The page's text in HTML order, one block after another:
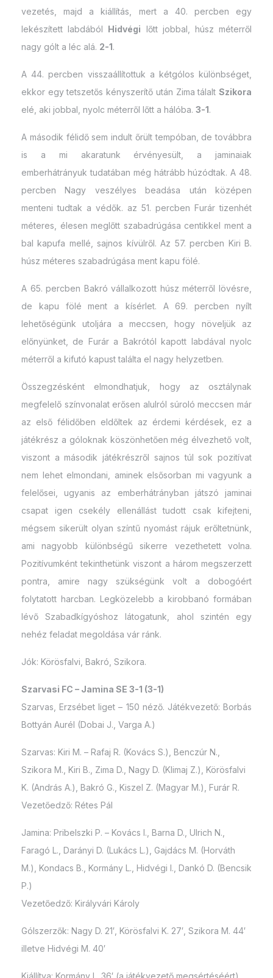
vezetés, majd a kiállítás, mert a 40. percben egy
lekészített labdából Hidvégi lőtt jobbal, húsz méterről
nagy gólt a léc alá. 2-1.
A 44. percben visszaállítottuk a kétgólos különbséget,
ekkor egy tetszetős kényszerítő után Zima tálalt Szikora
elé, aki jobbal, nyolc méterről lőtt a hálóba. 3-1.
A második félidő sem indult őrült tempóban, de továbbra
is a mi akaratunk érvényesült, a jaminaiak
emberhátrányuk tudatában még hátrább húzódtak. A 48.
percben Nagy veszélyes beadása után középen
menteni tudtak a védők. az 51. percben Furár tizenhét
méteres, élesen meglőtt szabadrúgása centikkel ment a
bal kapufa mellé, sajnos kívülről. Az 57. percben Kiri B.
húsz méteres szabadrúgása ment kapu fölé.
A 65. percben Bakró vállalkozott húsz méterről lövésre,
de kapu fölé ment a kísérlet. A 69. percben nyílt
lehetőségünk utoljára a meccsen, hogy növeljük az
előnyünket, de Furár a Bakrótól kapott labdával nyolc
méterről a kifutó kapust találta el nagy helyzetben.
Összegzésként elmondhatjuk, hogy az osztálynak
megfelelő színvonalat erősen alulról súroló meccsen már
az első félidőben eldőltek az érdemi kérdések, ez a
játékrész a góloknak köszönhetően még élvezhető volt,
viszont a második játékrészről sajnos túl sok pozitívat
nem lehet elmondani, aminek elsősorban mi vagyunk a
felelősei, ugyanis az emberhátrányban játszó jaminai
csapat igen csekély ellenállást tudott csak kifejteni,
mégsem sikerült olyan színtű nyomást rájuk erőltetnünk,
ami nagyobb különbségű sikerre vezethetett volna.
Pozitívumként tekinthetünk viszont a három megszerzett
pontra, amire nagy szükségünk volt a dobogóért
folytatott harcban. Legközelebb a kirobbanó formában
lévő Szabadkígyóshoz látogatunk, ahol szintén egy
nehéz feladat megoldása vár ránk.
Jók: Körösfalvi, Bakró, Szikora.
Szarvasi FC – Jamina SE 3-1 (3-1)
Szarvas, Erzsébet liget – 150 néző. Játékvezető: Borbás
Bottyán Aurél (Dobai J., Varga A.)
Szarvas: Kiri M. – Rafaj R. (Kovács S.), Benczúr N.,
Szikora M., Kiri B., Zima D., Nagy D. (Klimaj Z.), Körösfalvi
K. (András A.), Bakró G., Kiszel Z. (Magyar M.), Furár R.
Vezetőedző: Rétes Pál
Jamina: Pribelszki P. – Kovács I., Barna D., Ulrich N.,
Faragó L., Darányi D. (Lukács L.), Gajdács M. (Horváth
M.), Kondacs B., Kormány L., Hidvégi I., Dankó D. (Bencsik
P.)
Vezetőedző: Királyvári Károly
Gólszerzők: Nagy D. 21′, Körösfalvi K. 27′, Szikora M. 44′
illetve Hidvégi M. 40′
Kiállítva: Kormány L. 36′ (a játékvezető megsértéséért)